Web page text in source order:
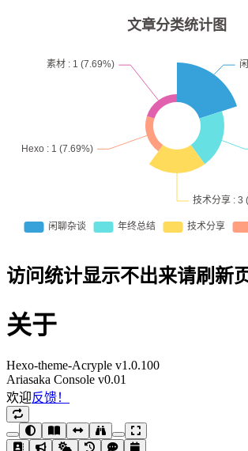
访问统计显示不出来请刷新
关于
Hexo-theme-Acryple v1.0.100
Ariasaka Console v0.01
欢迎反馈！